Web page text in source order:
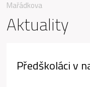
Mařádkova
Aktuality
Předškoláci v